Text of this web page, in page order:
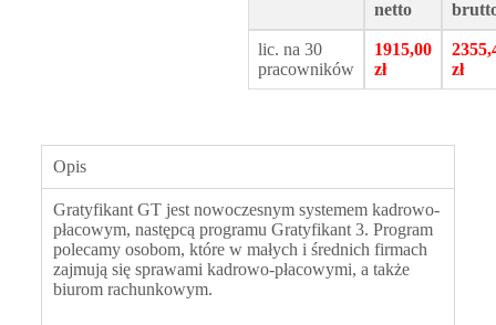
netto
lic. na 30
pracowników
1915,00
zł
zł
Opis
Gratyfikant GT jest nowoczesnym systemem kadrowo-
płacowym, następcą programu Gratyfikant 3. Program
polecamy osobom, które w małych i średnich firmach
zajmują się sprawami kadrowo-płacowymi, a także
biurom rachunkowym.